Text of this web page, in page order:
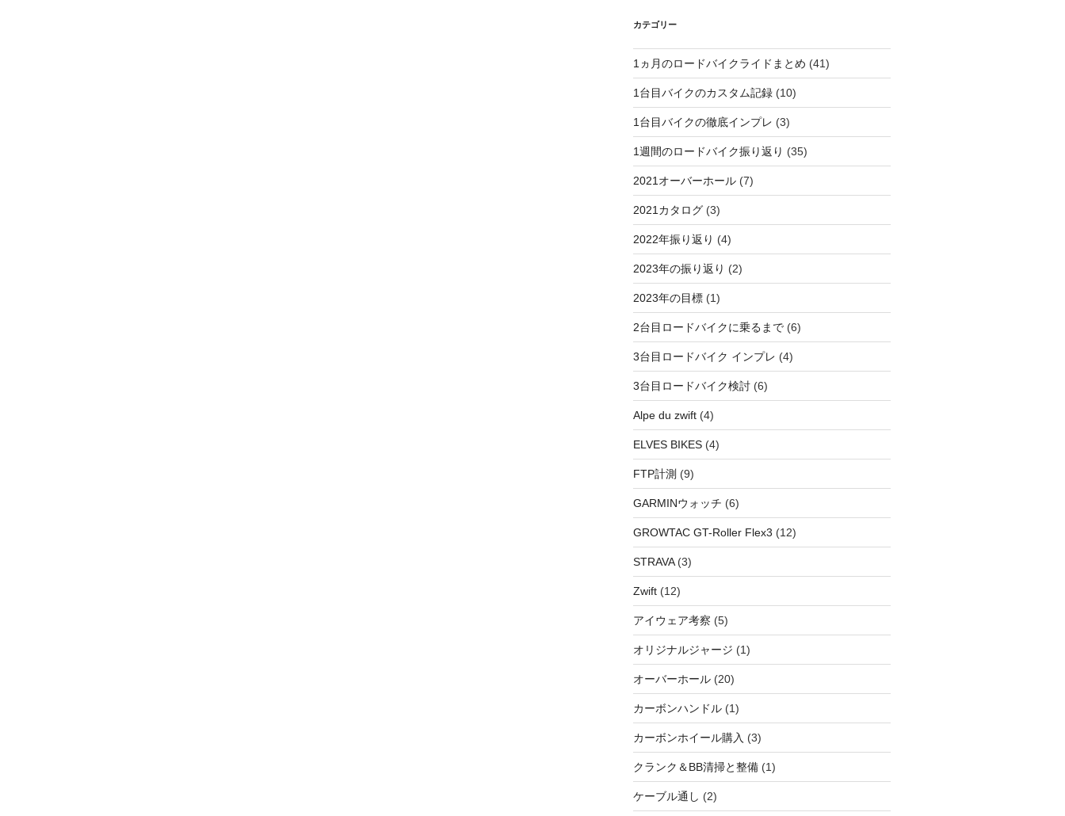
カテゴリー
1ヵ月のロードバイクライドまとめ (41)
1台目バイクのカスタム記録(10)
1台目バイクの徹底インプレ (3)
1週間のロードバイク振り返り (35)
2021オーバーホール(7)
2021カタログ(3)
2022年振り返り (4)
2023年の振り返り (2)
2023年の目標(1)
2台目ロードバイクに乗るまで(6)
3台目ロードバイク インプレ (4)
3台目ロードバイク検討(6)
Alpe du zwift(4)
ELVES BIKES(4)
FTP計測 (9)
GARMINウォッチ (6)
GROWTAC GT-Roller Flex3 (12)
STRAVA(3)
Zwift(12)
アイウェア考察 (5)
オリジナルジャージ (1)
オーバーホール(20)
カーボンハンドル(1)
カーボンホイール購入 (3)
クランク＆BB清掃と整備(1)
ケーブル通し (2)